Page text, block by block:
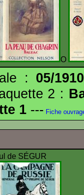
O
: 05/1910
2 :
1 --- Fiche
de SÉGUR